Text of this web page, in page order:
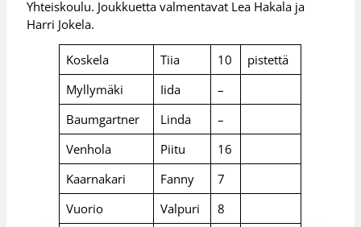
Yhteiskoulu. Joukkuetta valmentavat Lea Hakala ja
Harri Jokela.
Koskela Tiia 10
pistettä
Myllymäki
Iida
–
Baumgartner
Linda
–
Venhola
Piitu
16
Kaarnakari
Fanny
7
Vuorio
Valpuri 8